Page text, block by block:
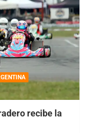
recibe la